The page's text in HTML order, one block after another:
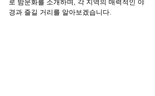
로 밤문화를 소개하며, 각 지역의 매력적인 야
경과 즐길 거리를 알아보겠습니다.